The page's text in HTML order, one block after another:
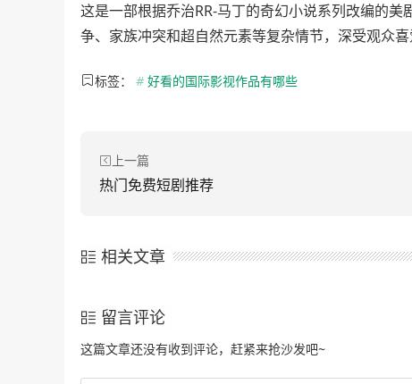
这是一部根据乔治RR-马丁的奇幻小说系列改编的
争、家族冲突和超自然元素等复杂情节，深受观众喜
标签： # 好看的国际影视作品有哪些
上一篇
热门免费短剧推荐
相关文章
留言评论
这篇文章还没有收到评论，赶紧来抢沙发吧~